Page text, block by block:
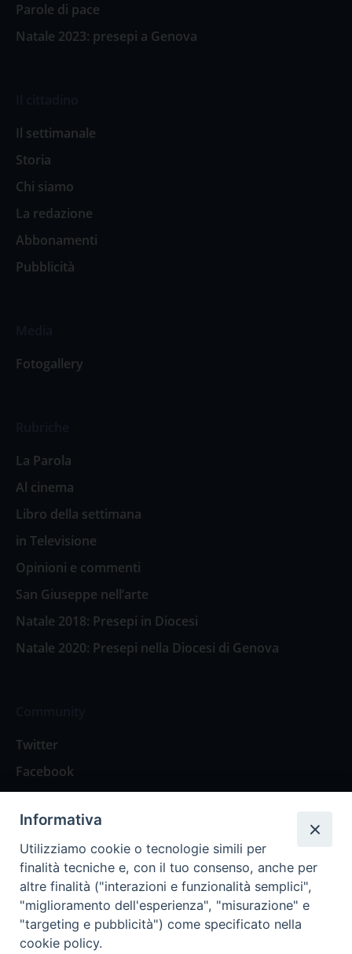
Parole di pace
Natale 2023: presepi a Genova
Il settimanale
Storia
Chi siamo
La redazione
Abbonamenti
Pubblicità
Fotogallery
La Parola
Al cinema
Libro della settimana
in Televisione
Opinioni e commenti
San Giuseppe nell’arte
Natale 2018: Presepi in Diocesi
Natale 2020: Presepi nella Diocesi di Genova
Twitter
Facebook
Spazio Lettori
Eventi
Eventi diocesani
Informativa
Utilizziamo cookie o tecnologie simili per
finalità tecniche e, con il tuo consenso, anche per
altre finalità ("interazioni e funzionalità semplici",
"miglioramento dell'esperienza", "misurazione" e
"targeting e pubblicità") come specificato nella
cookie policy.